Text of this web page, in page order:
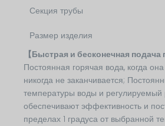
Секция трубы
Размер изделия
【Быстрая и бесконечная подача
Постоянная горячая вода, когда
никогда не заканчивается;
температуры воды и регулируемый
обеспечивают эффективность и
пределах 1 градуса от выбранной